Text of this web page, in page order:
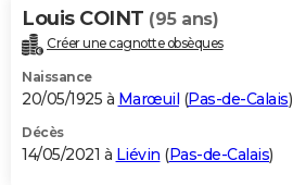
Louis COINT (95 ans)
Créer une cagnotte obsèques
Naissance
20/05/1925 à Marœuil (Pas-de-Calais)
Décès
14/05/2021 à Liévin (Pas-de-Calais)